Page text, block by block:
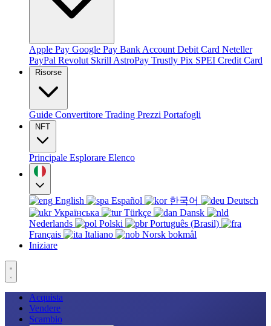
Apple Pay Google Pay Bank Account Debit Card Neteller
PayPal Revolut Skrill AstroPay Trustly Pix SPEI Credit Card
Risorse
Guide Convertitore Trading Prezzi Portafogli
NFT
Principale Esplorare Elenco
English Español 한국어
Deutsch
Українська
Türkçe
Dansk
Nederlands
Polski
Português (Brasil)
Français
Italiano
Norsk bokmål
Iniziare
Acquista
Vendere
Scambio